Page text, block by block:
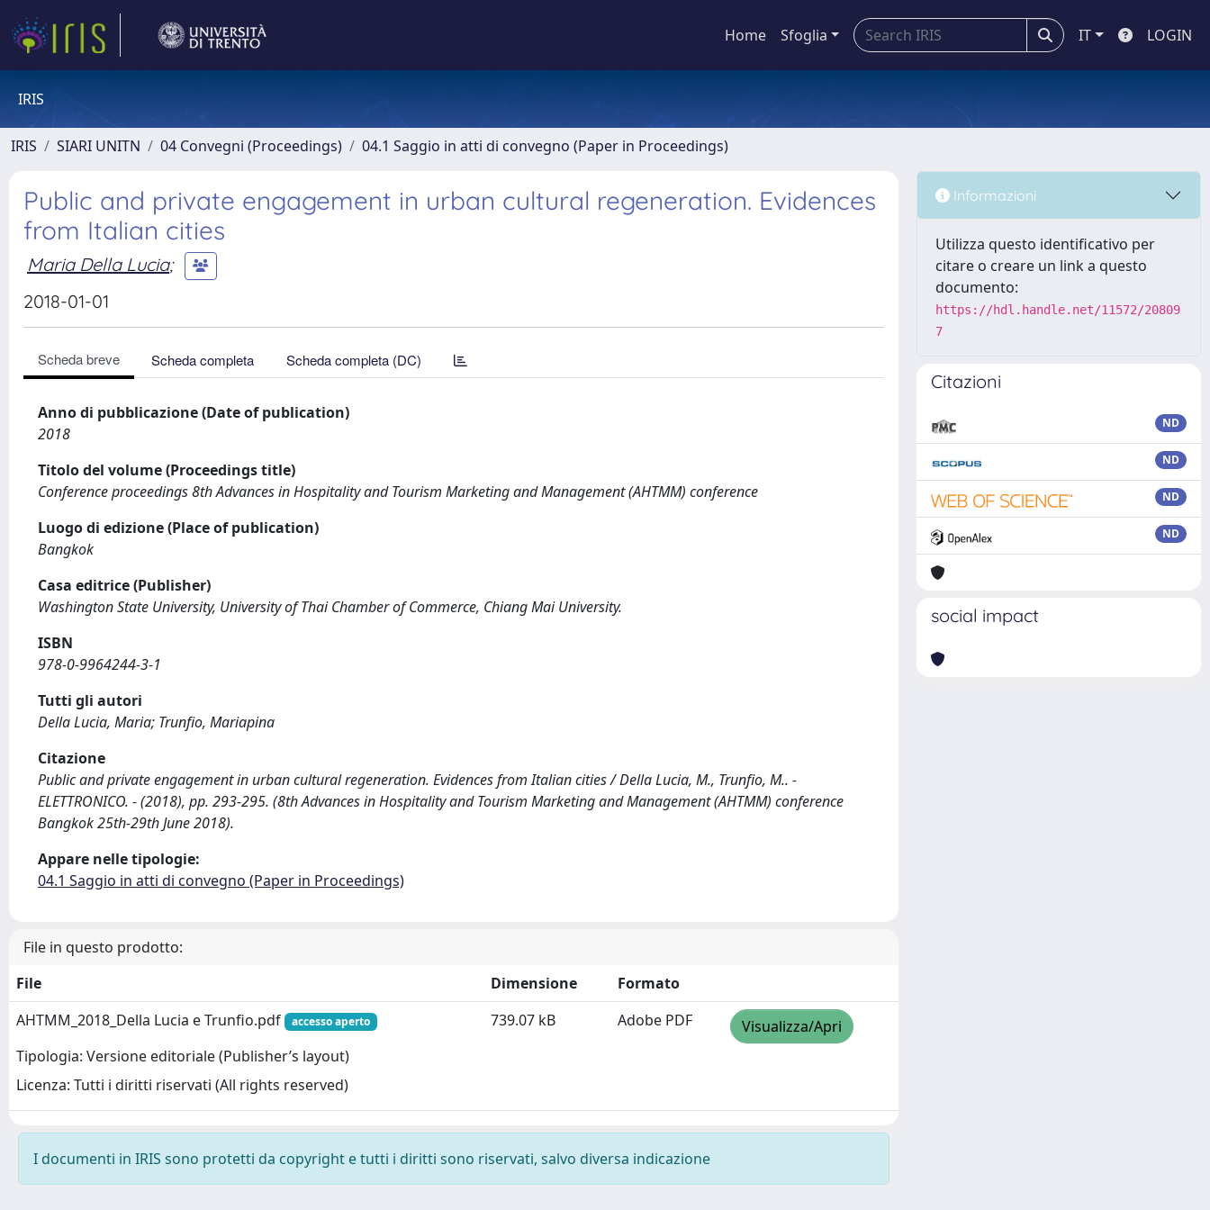
Home Sfoglia IT LOGIN
IRIS
IRIS SIARI UNITN 04 Convegni (Proceedings) 04.1 Saggio in atti di convegno (Paper in Proceedings)
Public and private engagement in urban cultural regeneration. Evidences
from Italian cities
Maria Della Lucia;
2018-01-01
Scheda breve Scheda completa Scheda completa (DC)
Anno di pubblicazione (Date of publication)
2018
Titolo del volume (Proceedings title)
Conference proceedings 8th Advances in Hospitality and Tourism Marketing and Management (AHTMM) conference
Luogo di edizione (Place of publication)
Bangkok
Casa editrice (Publisher)
Washington State University, University of Thai Chamber of Commerce, Chiang Mai University.
ISBN
978-0-9964244-3-1
Tutti gli autori
Della Lucia, Maria; Trunfio, Mariapina
Citazione
Public and private engagement in urban cultural regeneration. Evidences from Italian cities / Della Lucia, M., Trunfio, M.. -
ELETTRONICO. - (2018), pp. 293-295. (8th Advances in Hospitality and Tourism Marketing and Management (AHTMM) conference
Bangkok 25th-29th June 2018).
Appare nelle tipologie:
04.1 Saggio in atti di convegno (Paper in Proceedings)
File in questo prodotto:
File
Dimensione
Formato
AHTMM_2018_Della Lucia e Trunfio.pdf
accesso aperto
Tipologia: Versione editoriale (Publisher’s layout)
Licenza: Tutti i diritti riservati (All rights reserved)
739.07 kB Adobe PDF Visualizza/Apri
I documenti in IRIS sono protetti da copyright e tutti i diritti sono riservati, salvo diversa indicazione
Informazioni
Utilizza questo identificativo per
citare o creare un link a questo
documento:
https://hdl.handle.net/11572/20809
7
Citazioni
ND
ND
ND
ND
social impact